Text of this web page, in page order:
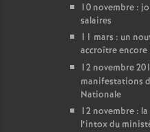
10 novembre :
salaires
11 mars : un
accroître encore
12 novembre
manifestations
Nationale
12 novembre :
l’intox du